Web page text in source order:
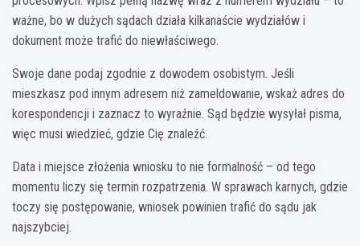
ważne, bo w dużych sądach działa kilkanaście wydziałów i
dokument może trafić do niewłaściwego.
Swoje dane podaj zgodnie z dowodem osobistym. Jeśli
mieszkasz pod innym adresem niż zameldowanie, wskaż adres do
korespondencji i zaznacz to wyraźnie. Sąd będzie wysyłał pisma,
więc musi wiedzieć, gdzie Cię znaleźć.
Data i miejsce złożenia wniosku to nie formalność – od tego
momentu liczy się termin rozpatrzenia. W sprawach karnych, gdzie
toczy się postępowanie, wniosek powinien trafić do sądu jak
najszybciej.